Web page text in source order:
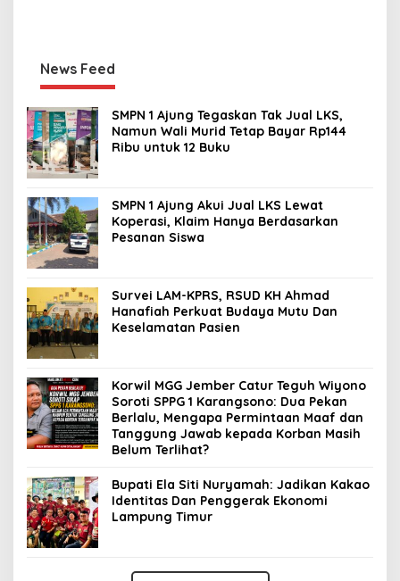
News Feed
SMPN 1 Ajung Tegaskan Tak Jual LKS,
Namun Wali Murid Tetap Bayar Rp144
Ribu untuk 12 Buku
SMPN 1 Ajung Akui Jual LKS Lewat
Koperasi, Klaim Hanya Berdasarkan
Pesanan Siswa
Survei LAM-KPRS, RSUD KH Ahmad
Hanafiah Perkuat Budaya Mutu Dan
Keselamatan Pasien
Korwil MGG Jember Catur Teguh Wiyono
Soroti SPPG 1 Karangsono: Dua Pekan
Berlalu, Mengapa Permintaan Maaf dan
Tanggung Jawab kepada Korban Masih
Belum Terlihat?
Bupati Ela Siti Nuryamah: Jadikan Kakao
Identitas Dan Penggerak Ekonomi
Lampung Timur